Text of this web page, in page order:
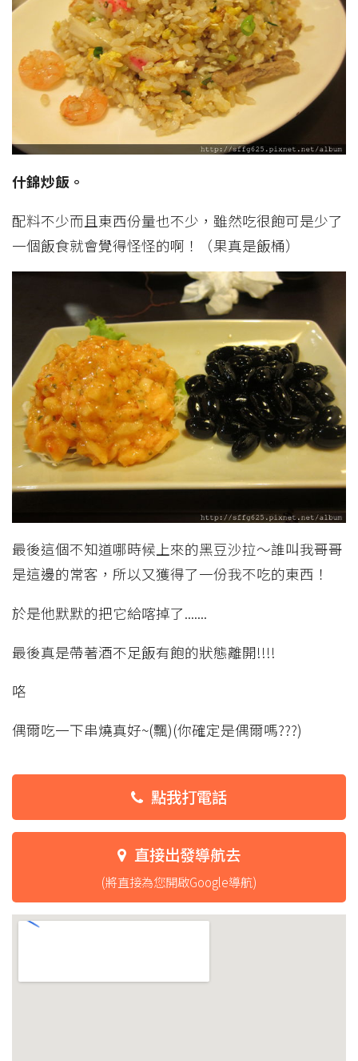
什錦炒飯。
配料不少而且東西份量也不少，雖然吃很飽可是少了
一個飯食就會覺得怪怪的啊！（果真是飯桶）
最後這個不知道哪時候上來的黑豆沙拉～誰叫我哥哥
是這邊的常客，所以又獲得了一份我不吃的東西！
於是他默默的把它給喀掉了.......
最後真是帶著酒不足飯有飽的狀態離開!!!!
咯
偶爾吃一下串燒真好~(飄)(你確定是偶爾嗎???)
點我打電話
直接出發導航去
(將直接為您開啟Google導航)